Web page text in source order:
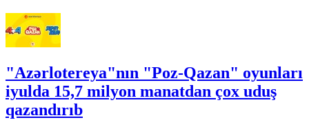
"Azərlotereya"nın "Poz-Qazan" oyunları
iyulda 15,7 milyon manatdan çox uduş
qazandırıb